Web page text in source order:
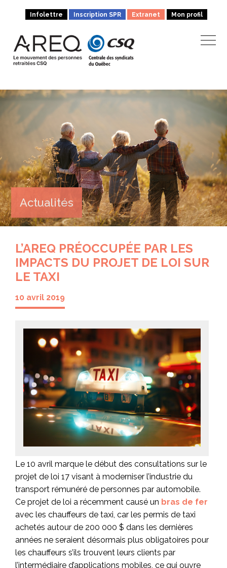
Infolettre Inscription SPR Extranet Mon profil
Actualités
L’AREQ PRÉOCCUPÉE PAR LES
IMPACTS DU PROJET DE LOI SUR
LE TAXI
10 avril 2019
Le 10 avril marque le début des consultations sur le
projet de loi 17 visant à moderniser l’industrie du
transport rémunéré de personnes par automobile.
Ce projet de loi a récemment causé un bras de fer
avec les chauffeurs de taxi, car les permis de taxi
achetés autour de 200 000 $ dans les dernières
années ne seraient désormais plus obligatoires pour
les chauffeurs s’ils trouvent leurs clients par
l’intermédiaire d’applications mobiles, ce qui ouvre